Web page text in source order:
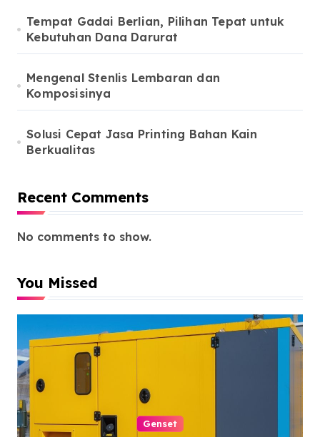
Tempat Gadai Berlian, Pilihan Tepat untuk
Kebutuhan Dana Darurat
Mengenal Stenlis Lembaran dan
Komposisinya
Solusi Cepat Jasa Printing Bahan Kain
Berkualitas
Recent Comments
No comments to show.
You Missed
Genset